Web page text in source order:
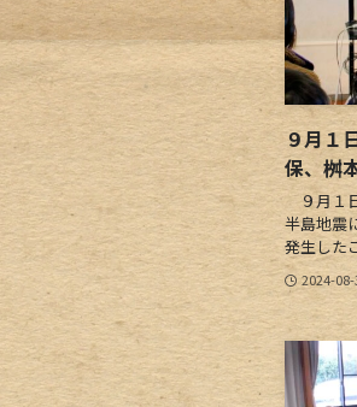
９月１
保、桝
９月１
半島地震
発生した
2024-